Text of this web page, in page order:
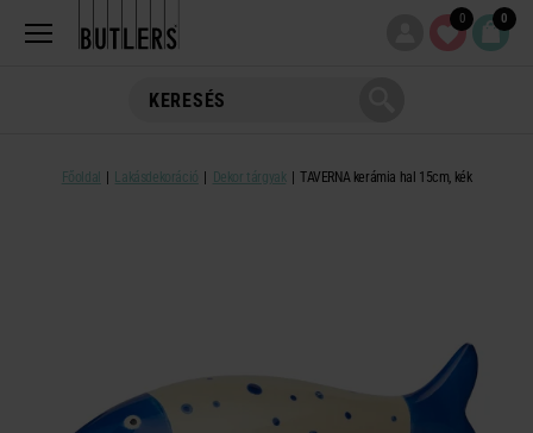
0 0
Főoldal Lakásdekoráció Dekor tárgyak TAVERNA kerámia hal 15cm, kék